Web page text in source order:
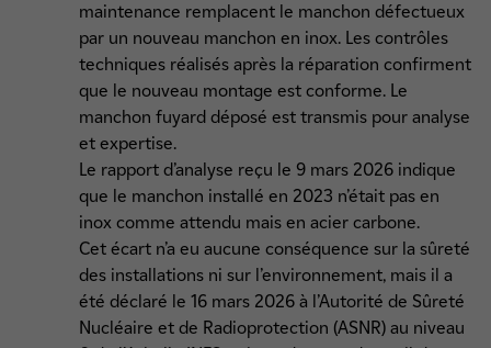
maintenance remplacent le manchon défectueux
par un nouveau manchon en inox. Les contrôles
techniques réalisés après la réparation confirment
que le nouveau montage est conforme. Le
manchon fuyard déposé est transmis pour analyse
et expertise.
Le rapport d’analyse reçu le 9 mars 2026 indique
que le manchon installé en 2023 n’était pas en
inox comme attendu mais en acier carbone.
Cet écart n’a eu aucune conséquence sur la sûreté
des installations ni sur l’environnement, mais il a
été déclaré le 16 mars 2026 à l’Autorité de Sûreté
Nucléaire et de Radioprotection (ASNR) au niveau